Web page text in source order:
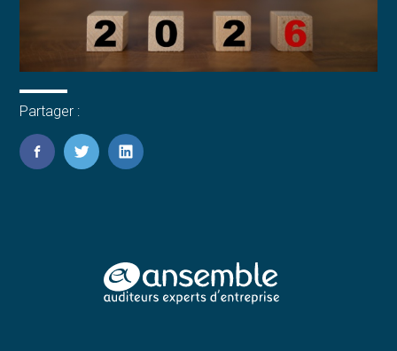
Partager :
FaceBook
TwitterLinkedIn